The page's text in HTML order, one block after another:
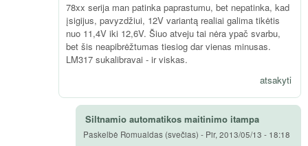
78xx serija man patinka paprastumu, bet nepatinka, kad
įsigijus, pavyzdžiui, 12V variantą realiai galima tikėtis
nuo 11,4V iki 12,6V. Šiuo atveju tai nėra ypač svarbu,
bet šis neapibrėžtumas tiesiog dar vienas minusas.
LM317 sukalibravai - ir viskas.
atsakyti
Siltnamio automatikos maitinimo itampa
Paskelbė Romualdas (svečias) - Pir, 2013/05/13 - 18:18